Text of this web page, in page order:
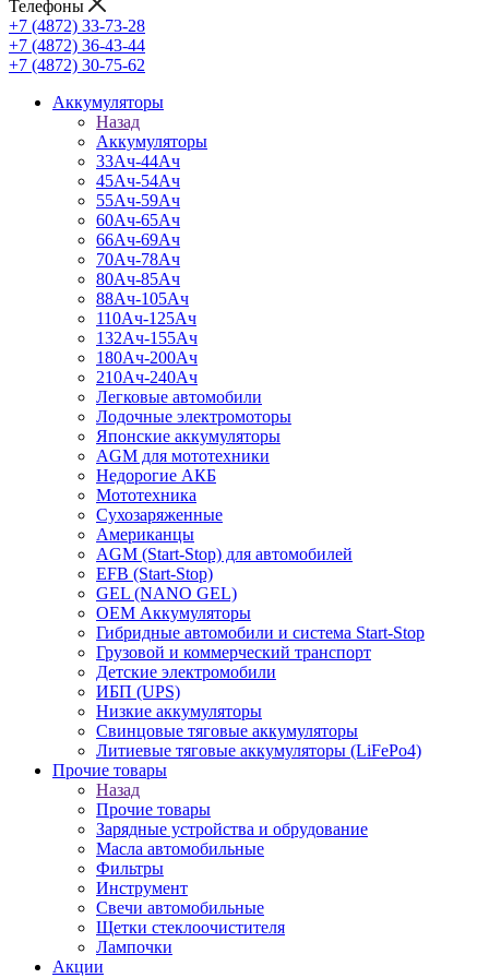
Телефоны
+7 (4872) 33-73-28
+7 (4872) 36-43-44
+7 (4872) 30-75-62
Аккумуляторы
Назад
Аккумуляторы
33Ач-44Ач
45Ач-54Ач
55Ач-59Ач
60Ач-65Ач
66Ач-69Ач
70Ач-78Ач
80Ач-85Ач
88Ач-105Ач
110Ач-125Ач
132Ач-155Ач
180Ач-200Ач
210Ач-240Ач
Легковые автомобили
Лодочные электромоторы
Японские аккумуляторы
AGM для мототехники
Недорогие АКБ
Мототехника
Сухозаряженные
Американцы
AGM (Start-Stop) для автомобилей
EFB (Start-Stop)
GEL (NANO GEL)
OEM Аккумуляторы
Гибридные автомобили и система Start-Stop
Грузовой и коммерческий транспорт
Детские электромобили
ИБП (UPS)
Низкие аккумуляторы
Свинцовые тяговые аккумуляторы
Литиевые тяговые аккумуляторы (LiFePo4)
Прочие товары
Назад
Прочие товары
Зарядные устройства и обрудование
Масла автомобильные
Фильтры
Инструмент
Свечи автомобильные
Щетки стеклоочистителя
Лампочки
Акции